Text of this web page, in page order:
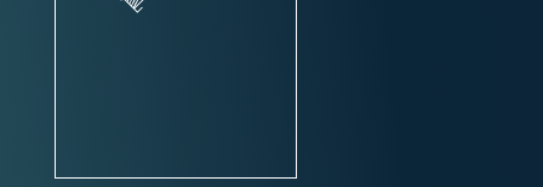
USB priključek (iPod, HD, ...)
Touch screen